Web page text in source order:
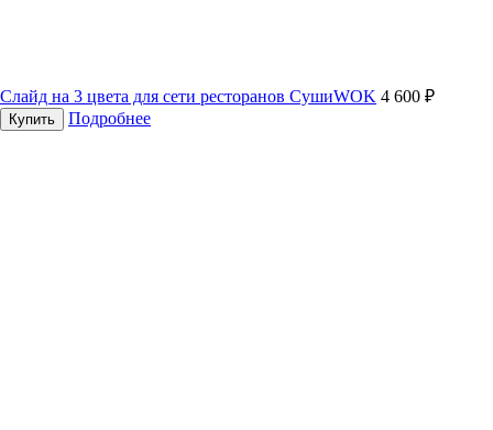
Слайд на 3 цвета для сети ресторанов СушиWOK 4 600 ₽
Купить Подробнее